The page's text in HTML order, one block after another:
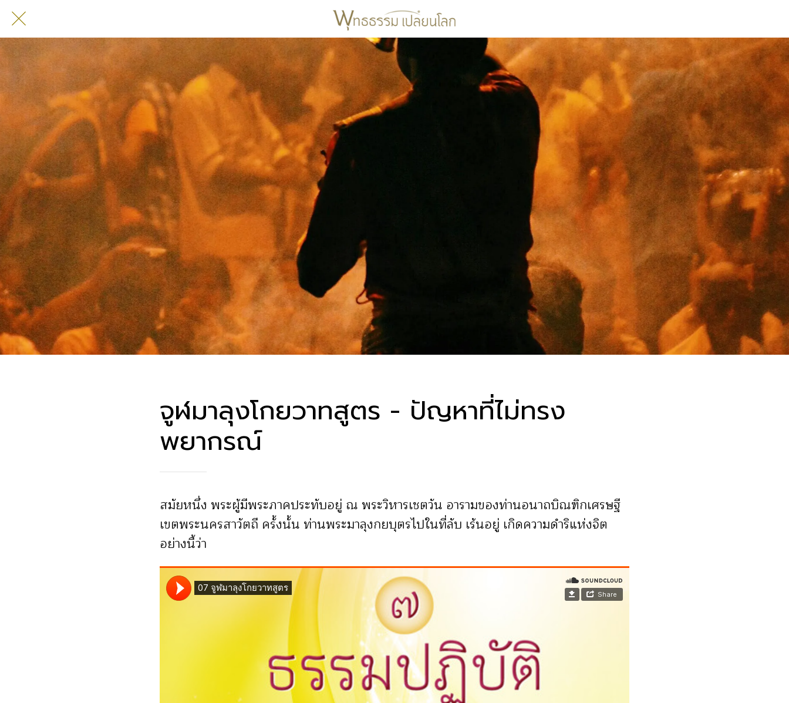
จูฬมาลุงโกยวาทสูตร - ปัญหาที่ไม่ทรง
พยากรณ์
สมัยหนึ่ง พระผู้มีพระภาคประทับอยู่ ณ พระวิหารเชตวัน อารามของท่านอนาถบิณฑิกเศรษฐี
เขตพระนครสาวัตถี ครั้งนั้น ท่านพระมาลุงกยบุตรไปในที่ลับ เร้นอยู่ เกิดความดำริแห่งจิต
อย่างนี้ว่า